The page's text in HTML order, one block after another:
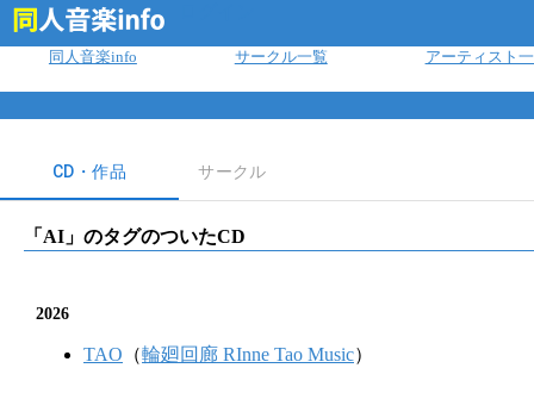
同人音楽info サークル一覧 アーティスト
CD・作品 サークル
「 AI 」のタグのついたCD
2026
TAO （輪廻回廊 RInne Tao Music）